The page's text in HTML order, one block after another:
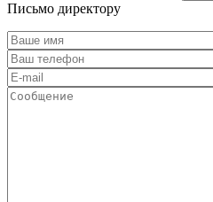
Письмо директору